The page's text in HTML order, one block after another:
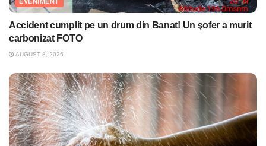
EVENIMENT
Accident cumplit pe un drum din Banat! Un şofer a murit
carbonizat FOTO
AUGUST 8, 2026